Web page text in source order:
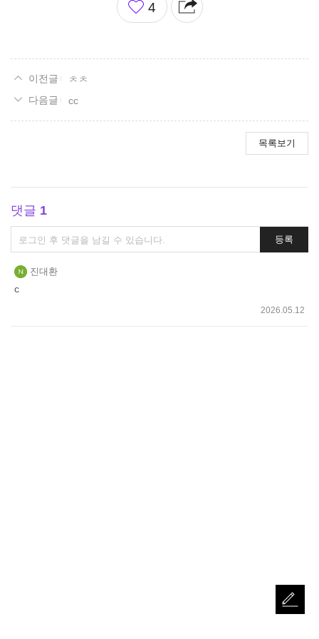
아
4
ㅊㅊ
cc
목록보기
댓글 1
댓
글
쓰
기
등록
진대환
c
2026.05.12